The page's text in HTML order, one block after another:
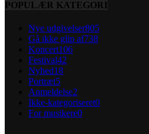
POPULÆR KATEGORI
Nye udgivelser805
Gå ikke glip af738
Koncert106
Festival42
Nyhed18
Portræt5
Anmeldelse2
Ikke-kategoriseret0
For musikere0